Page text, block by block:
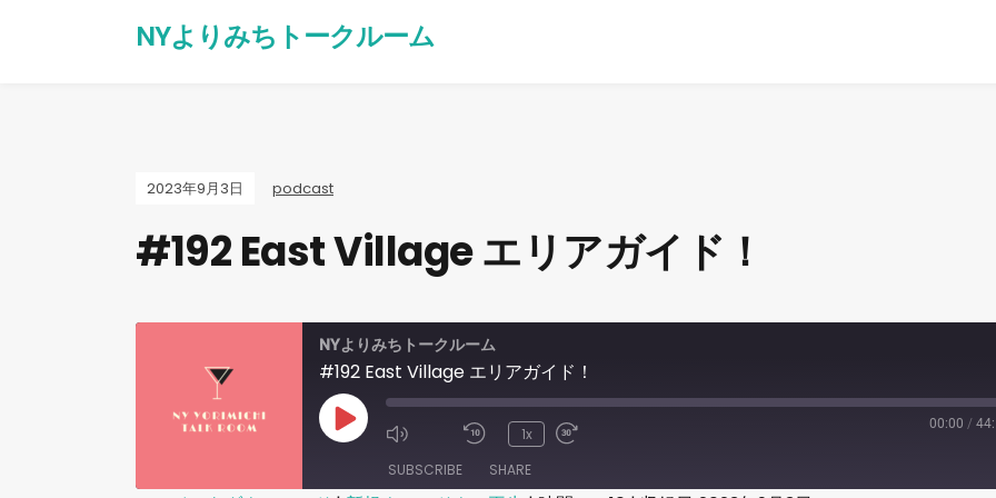
NYよりみちトークルーム
2023年9月3日 podcast
#192 East Village エリアガイド！
NYよりみちトークルーム
#192 East Village エリアガイド！
1x
00:00 /
SUBSCRIBE SHARE